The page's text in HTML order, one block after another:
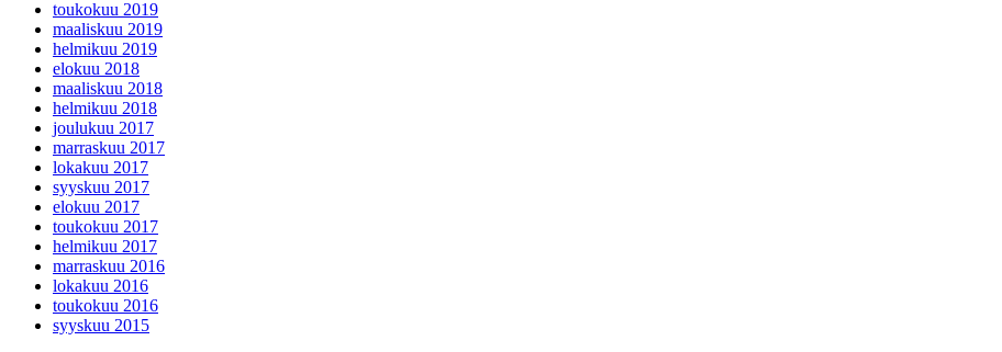
toukokuu 2019
maaliskuu 2019
helmikuu 2019
elokuu 2018
maaliskuu 2018
helmikuu 2018
joulukuu 2017
marraskuu 2017
lokakuu 2017
syyskuu 2017
elokuu 2017
toukokuu 2017
helmikuu 2017
marraskuu 2016
lokakuu 2016
toukokuu 2016
syyskuu 2015